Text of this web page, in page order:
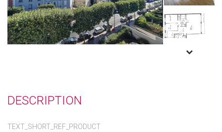
DESCRIPTION
TEXT_SHORT_REF_PRODUCT